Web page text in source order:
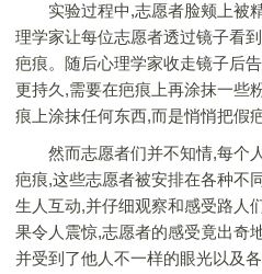
实验过程中,志愿者脸颊上被
理学家让每位志愿者透过镜子看
疤痕。随后心理学家收走镜子后
更持久,需要在疤痕上再涂抹一些
痕上涂抹任何东西,而是悄悄把假
然而志愿者们并不知情,每个
疤痕,这些志愿者被安排在各种不
生人互动,并仔细观察和感受路人
果令人震惊,志愿者的感受竟出奇
并受到了他人不一样的眼光以及各